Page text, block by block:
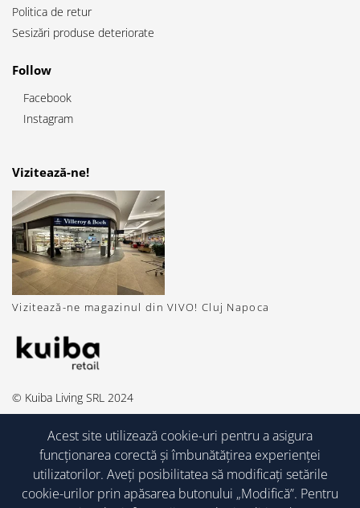
Politica de retur
Sesizări produse deteriorate
Follow
Facebook
Instagram
Vizitează-ne!
Vizitează-ne magazinul din VIVO! Cluj Napoca
© Kuiba Living SRL 2024
Acest site utilizează cookie-uri pentru a asigura
funcționarea corectă și îmbunătățirea experienței
utilizatorilor. Aveți posibilitatea să modificați setările
cookie-urilor prin apăsarea butonului „Modifică”. Pentru